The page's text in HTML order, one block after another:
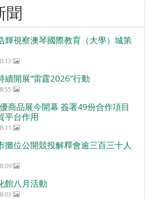
聞
輝視察澳琴國際教育（大學）城第
續開展“雷霆2026”行動
商品展今開幕 簽署49份合作項目
平台作用
攤位公開競投解釋會逾三百三十人
館八月活動